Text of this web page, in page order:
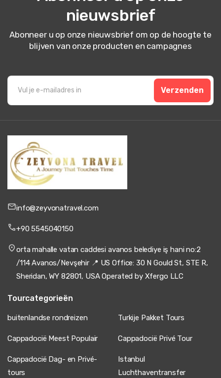
nieuwsbrief
Abonneer u op onze nieuwsbrief om op de hoogte te
blijven van onze producten en campagnes
Verzenden
info@zeyvonatravel.com
+90 5545040150
orta mahalle vatan caddesi avanos belediye iş hani no:2
/114 Avanos/Nevşehir 📍 US Office: 30 N Gould St, STE R,
Sheridan, WY 82801, USA Operated by Xfergo LLC
Tourcategorieën
buitenlandse rondreizen Turkije Pakket Tours
Cappadocië Meest Populair Cappadocië Privé Tour
Cappadocië Dag- en Privé-
tours
Istanbul
Luchthaventransfer